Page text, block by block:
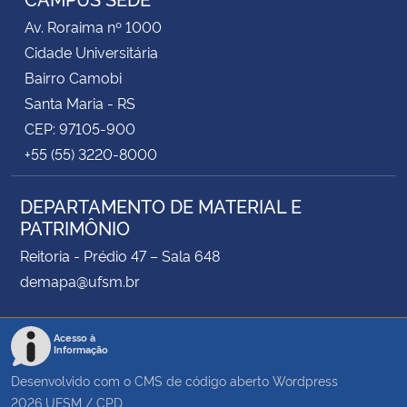
Av. Roraima nº 1000
Cidade Universitária
Bairro Camobi
Santa Maria - RS
CEP: 97105-900
+55 (55) 3220-8000
DEPARTAMENTO DE MATERIAL E
PATRIMÔNIO
Reitoria - Prédio 47 – Sala 648
demapa@ufsm.br
Acesso à
Informação
Desenvolvido com o CMS de código aberto Wordpress
2026 UFSM / CPD